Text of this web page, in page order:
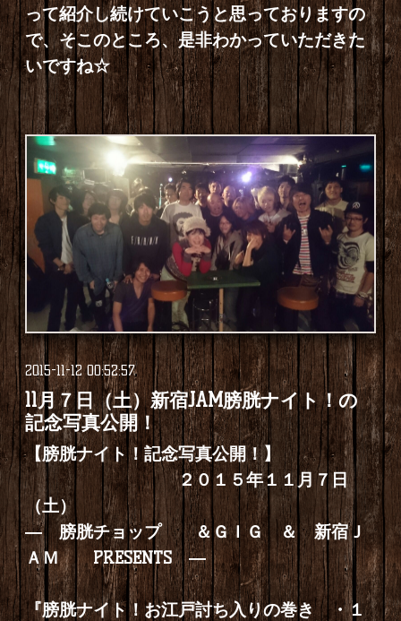
って紹介し続けていこうと思っておりますの
で、そこのところ、是非わかっていただきた
いですね☆
2015-11-12 00:52:57
11月７日（土）新宿JAM膀胱ナイト！の
記念写真公開！
【膀胱ナイト！記念写真公開！】
２０１５年１１月７日
（土）
― 膀胱チョップ ＆ＧＩＧ ＆ 新宿Ｊ
ＡＭ PRESENTS ―
『膀胱ナイト！お江戸討ち入りの巻き ・１